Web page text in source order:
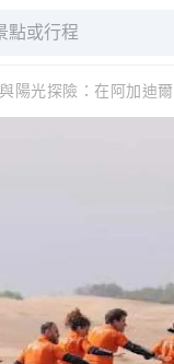
陽光探險：在阿加迪